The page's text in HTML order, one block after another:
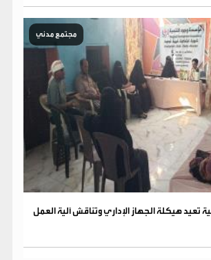
مجتمع مدني
تعيد هيكلة الجهاز الإداري وتناقش آلية العمل